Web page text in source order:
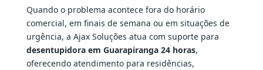
Quando o problema acontece fora do horário
comercial, em finais de semana ou em situações de
urgência, a Ajax Soluções atua com suporte para
desentupidora em Guarapiranga 24 horas,
oferecendo atendimento para residências,